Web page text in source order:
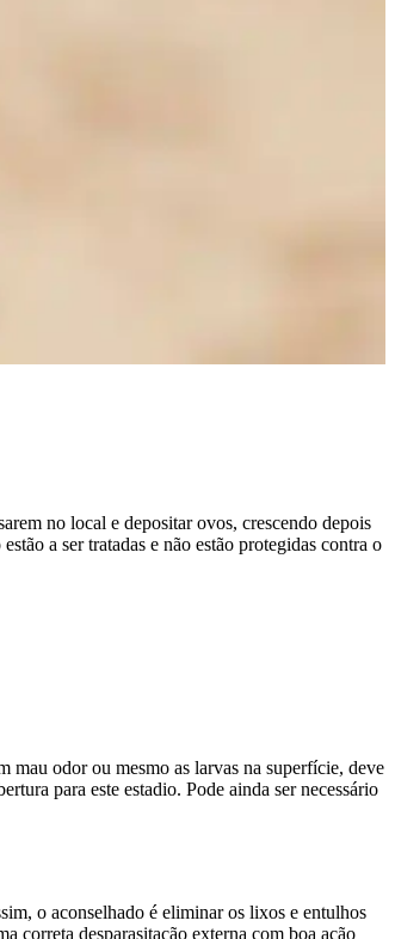
no local e depositar ovos, crescendo depois
a ser tratadas e não estão protegidas contra o
mau odor ou mesmo as larvas na superfície, deve
para este estadio. Pode ainda ser necessário
o aconselhado é eliminar os lixos e entulhos
correta desparasitação externa com boa ação